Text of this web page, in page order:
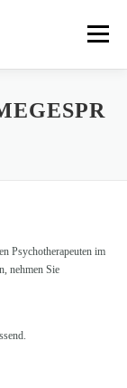
Menü
Psychotherapeuten im
nehmen Sie